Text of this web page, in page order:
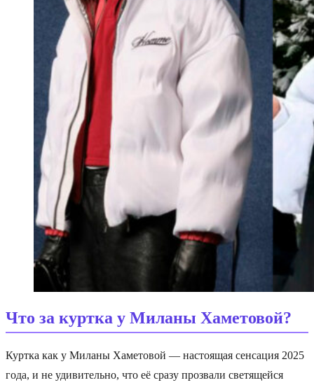
Что за куртка у Миланы Хаметовой?
Куртка как у Миланы Хаметовой — настоящая сенсация 2025
года, и не удивительно, что её сразу прозвали светящейся